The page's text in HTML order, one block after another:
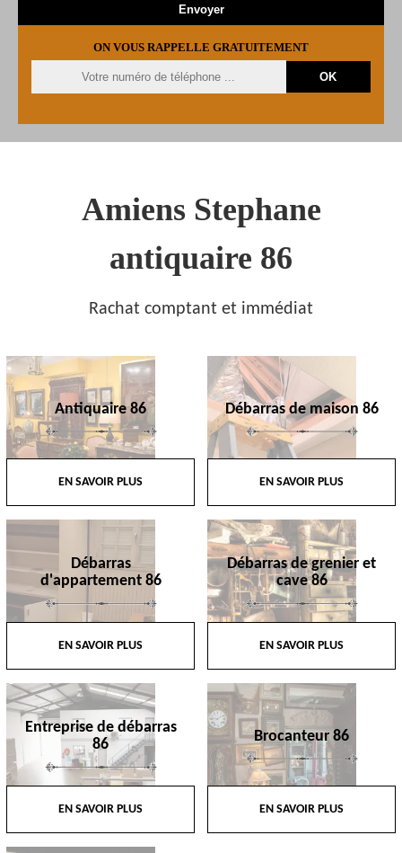
ON VOUS RAPPELLE GRATUITEMENT
Amiens Stephane
antiquaire 86
Rachat comptant et immédiat
Antiquaire 86
EN SAVOIR PLUS
Débarras de maison 86
EN SAVOIR PLUS
Débarras
d'appartement 86
EN SAVOIR PLUS
Débarras de grenier et
cave 86
EN SAVOIR PLUS
Entreprise de débarras
86
EN SAVOIR PLUS
Brocanteur 86
EN SAVOIR PLUS